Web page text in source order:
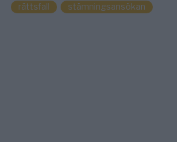
rättsfall
stämningsansökan